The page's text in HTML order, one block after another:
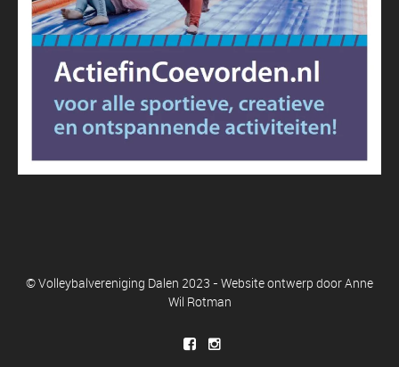
© Volleybalvereniging Dalen 2023 - Website ontwerp doorAnne
Wil Rotman